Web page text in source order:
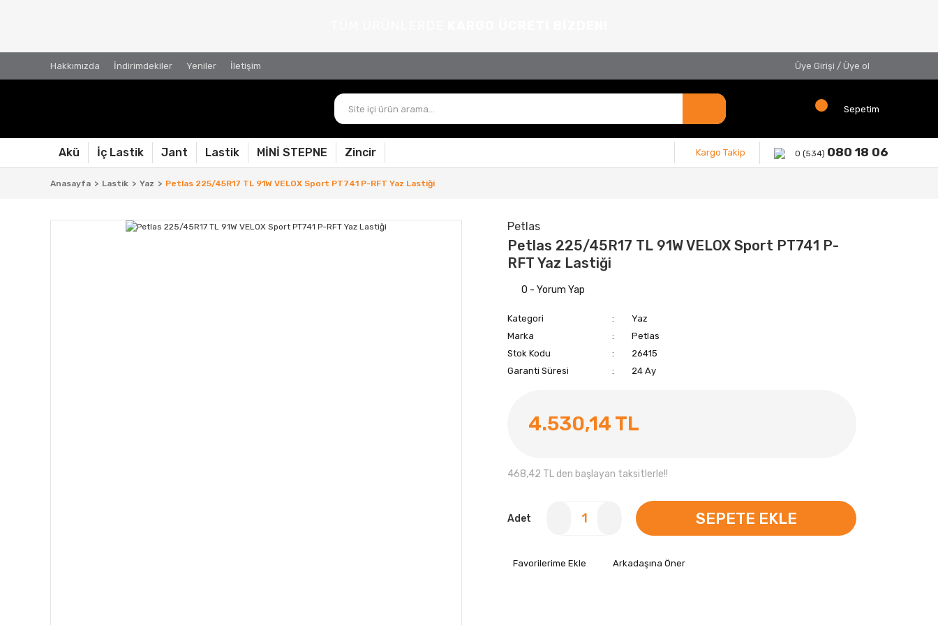
Hakkımızda İndirimdekiler Yeniler İletişim Üye Girişi / Üye ol
Sepetim
Akü İç Lastik Jant Lastik MİNİ STEPNE Zincir Kargo Takip 0 (534) 080 18 06
Anasayfa Lastik Yaz Petlas 225/45R17 TL 91W VELOX Sport PT741 P-RFT Yaz Lastiği
Petlas
Petlas 225/45R17 TL 91W VELOX Sport PT741 P-
RFT Yaz Lastiği
0 - Yorum Yap
Kategori
Yaz
Marka
Petlas
Stok Kodu
26415
Garanti Süresi
24 Ay
4.530,14 TL
468,42 TL den başlayan taksitlerle!!
Adet SEPETE EKLE
Arkadaşına Öner